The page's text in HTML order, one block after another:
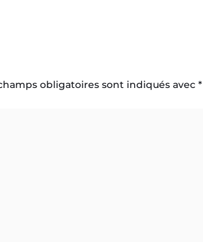
obligatoires sont indiqués avec*